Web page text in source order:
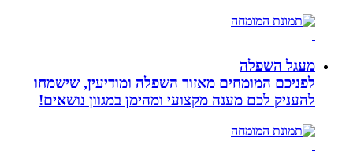
מעגל השפלה
לפניכם המומחים מאזור השפלה ומודיעין, שישמחו
להעניק לכם מענה מקצועי ומהימן במגוון נושאים!